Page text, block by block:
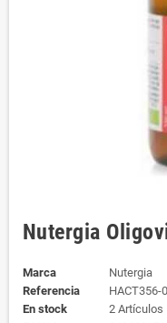
Nutergia
Marca
Nutergia
Referencia
HACT356-
En stock
2 Artículos